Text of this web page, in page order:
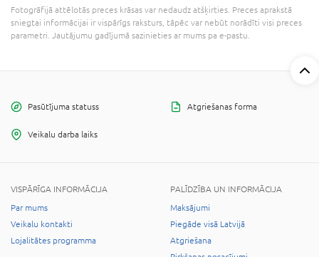
Fotogrāfijā attēlotās preces krāsas var nedaudz atšķirties. Preces aprakstā
sniegtai informācijai ir vispārīgs raksturs, tāpēc var nebūt norādīti visi preces
parametri. Jautājumu gadījumā sazinieties ar mums pa e-pastu.
Pasūtījuma statuss Atgriešanas forma
Veikalu darba laiks
VISPĀRĪGA INFORMĀCIJA
Par mums
Veikalu kontakti
Lojalitātes programma
PALĪDZĪBA UN INFORMĀCIJA
Maksājumi
Piegāde visā Latvijā
Atgriešana